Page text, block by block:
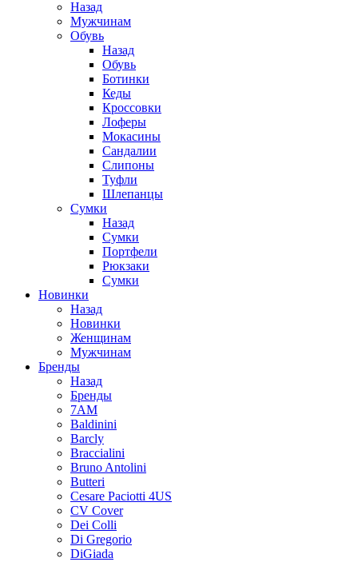
Назад
Мужчинам
Обувь
Назад
Обувь
Ботинки
Кеды
Кроссовки
Лоферы
Мокасины
Сандалии
Слипоны
Туфли
Шлепанцы
Сумки
Назад
Сумки
Портфели
Рюкзаки
Сумки
Новинки
Назад
Новинки
Женщинам
Мужчинам
Бренды
Назад
Бренды
7AM
Baldinini
Barcly
Braccialini
Bruno Antolini
Butteri
Cesare Paciotti 4US
CV Cover
Dei Colli
Di Gregorio
DiGiada